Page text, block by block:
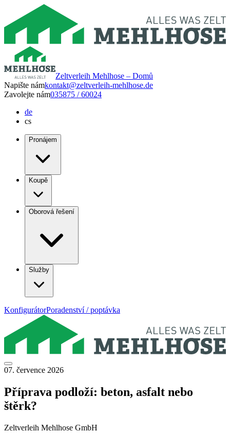
Zeltverleih Mehlhose – Domů
Napište námkontakt@zeltverleih-mehlhose.de
Zavolejte nám035875 / 60024
de
cs
Pronájem
Koupě
Oborová řešení
Služby
KonfigurátorPoradenství / poptávka
07. července 2026
Příprava podloží: beton, asfalt nebo
štěrk?
Zeltverleih Mehlhose GmbH